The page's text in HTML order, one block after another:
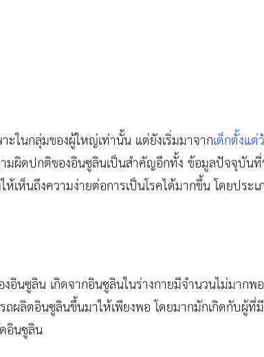
ะในกลุ่มของผู้ใหญ่เท่านั้น แต่ยังเริ่มมาจากเด็กตั้งแต่
มผิดปกติของอินซูลินเป็นสำคัญอีกทั้ง ข้อมูลปัจจุบัน
เห็นถึงความง่ายต่อการเป็นโรคได้มากขึ้น โดยประ
อินซูลิน เกิดจากอินซูลินในร่างกายมีจำนวนไม่มากพ
ผลิตอินซูลินขึ้นมาให้เพียงพอ โดยมากมักเกิดกับผู้
อินซูลิน